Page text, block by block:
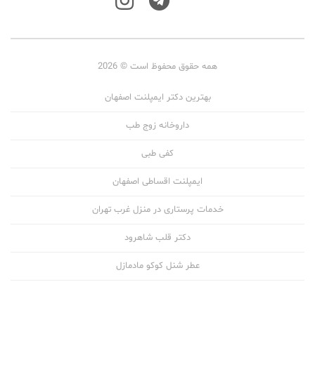
همه حقوق محفوظ است © 2026
بهترین دکتر ایمپلنت اصفهان
داروخانه زوج طب
کفی طبی
ایمپلنت اقساطی اصفهان
خدمات پرستاری در منزل غرب تهران
دکتر قلب شاهرود
عطر شنل کوکو مادمازل